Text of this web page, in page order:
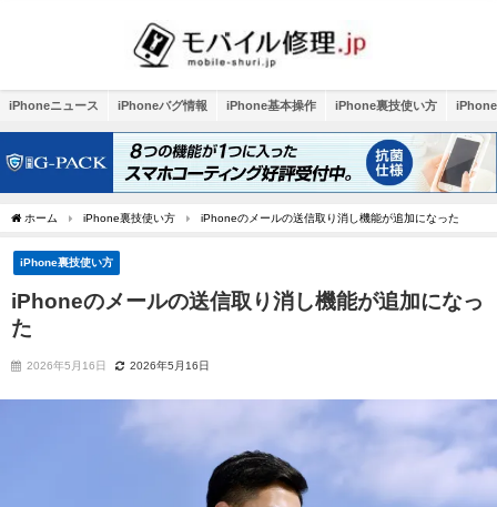
iPhoneニュース iPhoneバグ情報 iPhone基本操作 iPhone裏技使い方
ホーム iPhone裏技使い方 iPhoneのメールの送信取り消し機能が追加になった
iPhone裏技使い方
iPhoneのメールの送信取り消し機能が追加になっ
た
2026年5月16日 2026年5月16日